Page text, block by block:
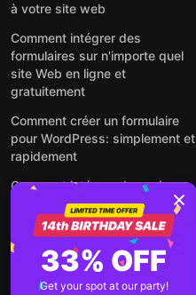
à votre site web
Comment intégrer des
formulaires sur n'importe quel
site Web en ligne et
gratuitement
Comment créer un formulaire
pour WordPress: simplement et
rapidement
Comment intégrer des avis
Google gratuitement sur un site
web
Comment intégrer une fenêtre
contextuelle sur n'importe quel
site Web
33% OFF
Get your spot at our party!